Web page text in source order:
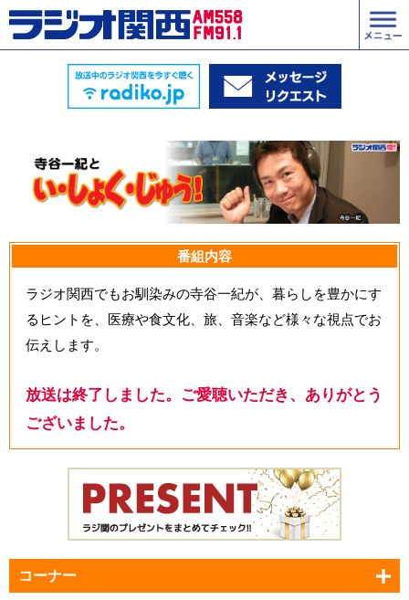
番組内容
ラジオ関西でもお馴染みの寺谷一紀が、暮らしを豊かにす
るヒントを、医療や食文化、旅、音楽など様々な視点でお
伝えします。
放送は終了しました。ご愛聴いただき、ありがとう
ございました。
コーナー